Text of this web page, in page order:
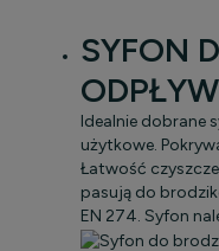
SYFON
Idealnie dobrane
użytkowe.
Łatwość
pasują do
EN 274. Syfon